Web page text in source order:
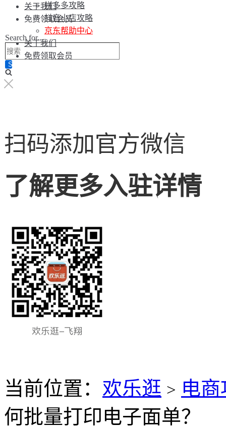
关于我们
免费领取会员
Search for...
拼多多攻略
抖音小店攻略
京东帮助中心
关于我们
免费领取会员
扫码添加官方微信
了解更多入驻详情
当前位置： 欢乐逛 > 电
何批量打印电子面单？